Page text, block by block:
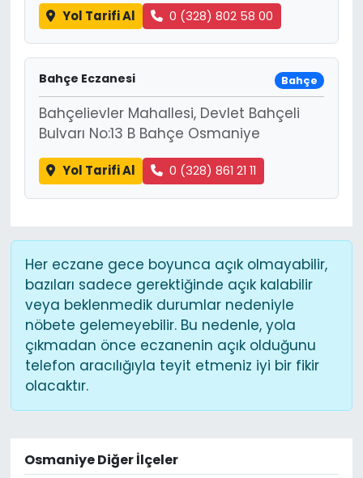
Yol Tarifi Al 0 (328) 802 58 00
Bahçe Eczanesi Bahçe
Bahçelievler Mahallesi, Devlet Bahçeli
Bulvarı No:13 B Bahçe Osmaniye
Yol Tarifi Al 0 (328) 861 21 11
Her eczane gece boyunca açık olmayabilir,
bazıları sadece gerektiğinde açık kalabilir
veya beklenmedik durumlar nedeniyle
nöbete gelemeyebilir. Bu nedenle, yola
çıkmadan önce eczanenin açık olduğunu
telefon aracılığıyla teyit etmeniz iyi bir fikir
olacaktır.
Osmaniye Diğer İlçeler